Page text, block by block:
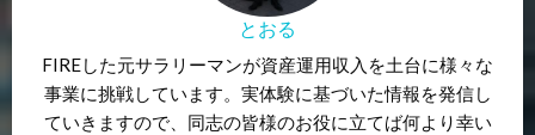
とおる
FIREした元サラリーマンが資産運用収入を土台に様々な
事業に挑戦しています。実体験に基づいた情報を発信し
ていきますので、同志の皆様のお役に立てば何より幸い